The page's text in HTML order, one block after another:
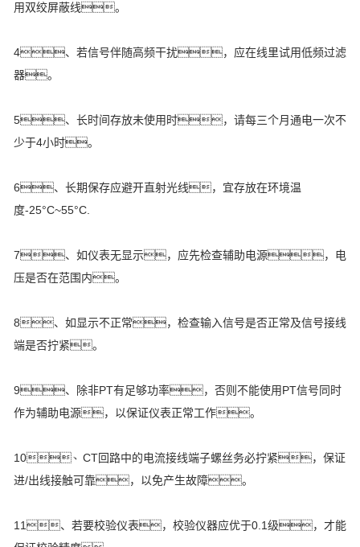
用双绞屏蔽线。
4、若信号伴随高频干扰，应在线里试用低频过滤
器。
5、长时间存放未使用时，请每三个月通电一次不
少于4小时。
6、长期保存应避开直射光线，宜存放在环境温
度-25°C~55°C.
7、如仪表无显示，应先检查辅助电源，电
压是否在范围内。
8、如显示不正常，检查输入信号是否正常及信号接线
端是否拧紧。
9、除非PT有足够功率，否则不能使用PT信号同时
作为辅助电源，以保证仪表正常工作。
10、CT回路中的电流接线端子螺丝务必拧紧，保证
进/出线接触可靠，以免产生故障。
11、若要校验仪表，校验仪器应优于0.1级，才能